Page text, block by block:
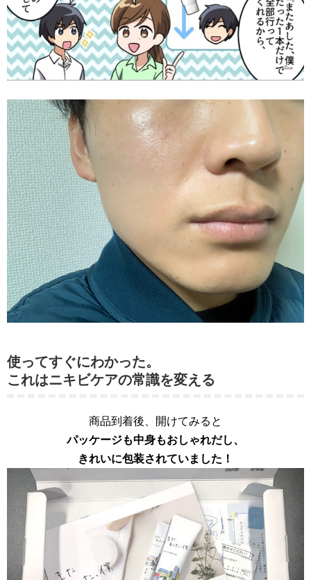
使ってすぐにわかった。
これはニキビケアの常識を変える
商品到着後、開けてみると
パッケージも中身もおしゃれだし、
きれいに包装されていました！